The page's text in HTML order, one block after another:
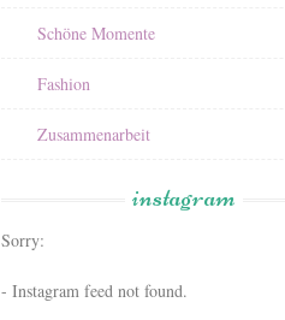
Schöne Momente
Fashion
Zusammenarbeit
instagram
Sorry:
- Instagram feed not found.